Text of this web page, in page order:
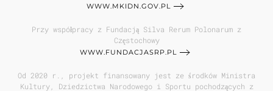
WWW.MKIDN.GOV.PL
Przy współpracy z Fundacją Silva Rerum Polonarum z
Częstochowy
WWW.FUNDACJASRP.PL
Od 2020 r., projekt finansowany jest ze środków Ministra
Kultury, Dziedzictwa Narodowego i Sportu pochodzących z